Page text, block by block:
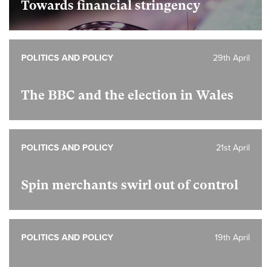
Towards financial stringency
The BBC and the election in Wales
29th April
POLITICS AND POLICY
Spin merchants swirl out of control
21st April
POLITICS AND POLICY
19th April
POLITICS AND POLICY